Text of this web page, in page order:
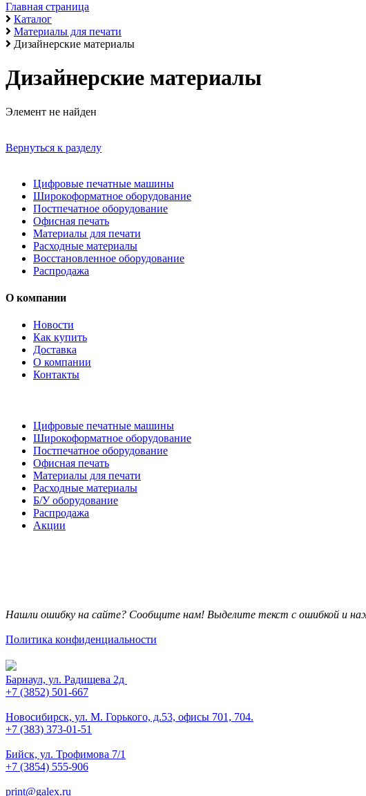
Главная страница
Каталог
Материалы для печати
Дизайнерские материалы
Дизайнерские материалы
Элемент не найден
Вернуться к разделу
Цифровые печатные машины
Широкоформатное оборудование
Постпечатное оборудование
Офисная печать
Материалы для печати
Расходные материалы
Восстановленное оборудование
Распродажа
О компании
Новости
Как купить
Доставка
О компании
Контакты
Цифровые печатные машины
Широкоформатное оборудование
Постпечатное оборудование
Офисная печать
Материалы для печати
Расходные материалы
Б/У оборудование
Распродажа
Акции
Нашли ошибку на сайте? Сообщите нам! Выделите текст с ошибкой и
Политика конфиденциальности
Барнаул, ул. Радищева 2д
+7 (3852) 501-667
Новосибирск, ул. М. Горького, д.53, офисы 701, 704.
+7 (383) 373-01-51
Бийск, ул. Трофимова 7/1
+7 (3854) 555-906
print@galex.ru